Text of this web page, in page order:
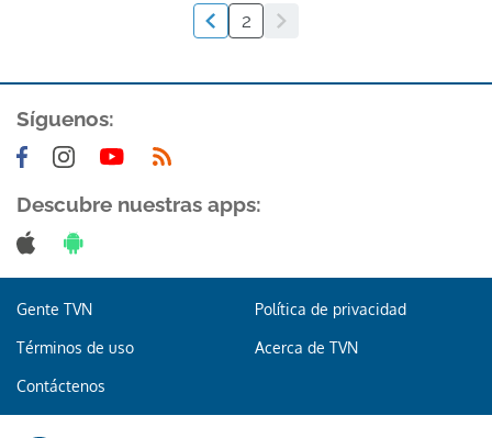
2
Síguenos:
Descubre nuestras apps:
Gente TVN Política de privacidad
Términos de uso Acerca de TVN
Contáctenos